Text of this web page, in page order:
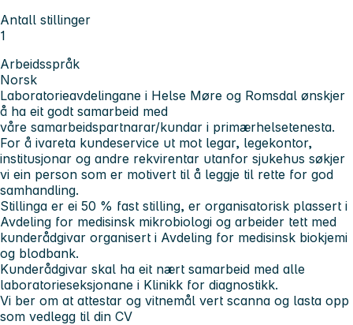
Antall stillinger
1
Arbeidsspråk
Norsk
Laboratorieavdelingane i Helse Møre og Romsdal ønskjer
å ha eit godt samarbeid med
våre samarbeidspartnarar/kundar i primærhelsetenesta.
For å ivareta kundeservice ut mot legar, legekontor,
institusjonar og andre rekvirentar utanfor sjukehus søkjer
vi ein person som er motivert til å leggje til rette for god
samhandling.
Stillinga er ei 50 % fast stilling, er organisatorisk plassert i
Avdeling for medisinsk mikrobiologi og arbeider tett med
kunderådgivar organisert i Avdeling for medisinsk biokjemi
og blodbank.
Kunderådgivar skal ha eit nært samarbeid med alle
laboratorieseksjonane i Klinikk for diagnostikk.
Vi ber om at attestar og vitnemål vert scanna og lasta opp
som vedlegg til din CV